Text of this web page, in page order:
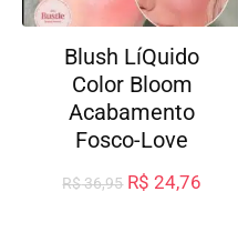
Blush LíQuido
Color Bloom
Acabamento
Fosco-Love
R$36,95 R$ 24,76